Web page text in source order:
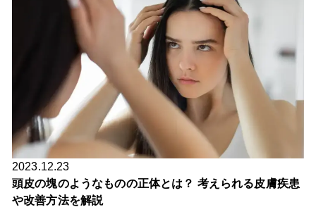
2023.12.23
頭皮の塊のようなものの正体とは？ 考えられる皮膚疾患
や改善方法を解説